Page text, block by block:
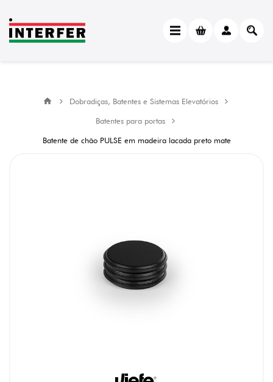
Dobradiças, Batentes e Sistemas Elevatórios
Batentes para portas
Batente de chão PULSE em madeira lacada preto mate